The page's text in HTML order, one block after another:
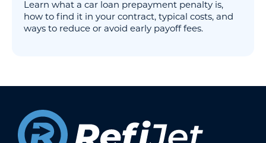
Learn what a car loan prepayment penalty is,
how to find it in your contract, typical costs, and
ways to reduce or avoid early payoff fees.